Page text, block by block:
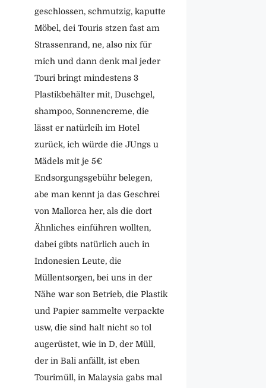
geschlossen, schmutzig, kaputte
Möbel, dei Touris stzen fast am
Strassenrand, ne, also nix für
mich und dann denk mal jeder
Touri bringt mindestens 3
Plastikbehälter mit, Duschgel,
shampoo, Sonnencreme, die
lässt er natürlcih im Hotel
zurück, ich würde die JUngs u
Mädels mit je 5€
Endsorgungsgebühr belegen,
abe man kennt ja das Geschrei
von Mallorca her, als die dort
Ähnliches einführen wollten,
dabei gibts natürlich auch in
Indonesien Leute, die
Müllentsorgen, bei uns in der
Nähe war son Betrieb, die Plastik
und Papier sammelte verpackte
usw, die sind halt nicht so tol
augerüstet, wie in D, der Müll,
der in Bali anfällt, ist eben
Tourimüll, in Malaysia gabs mal